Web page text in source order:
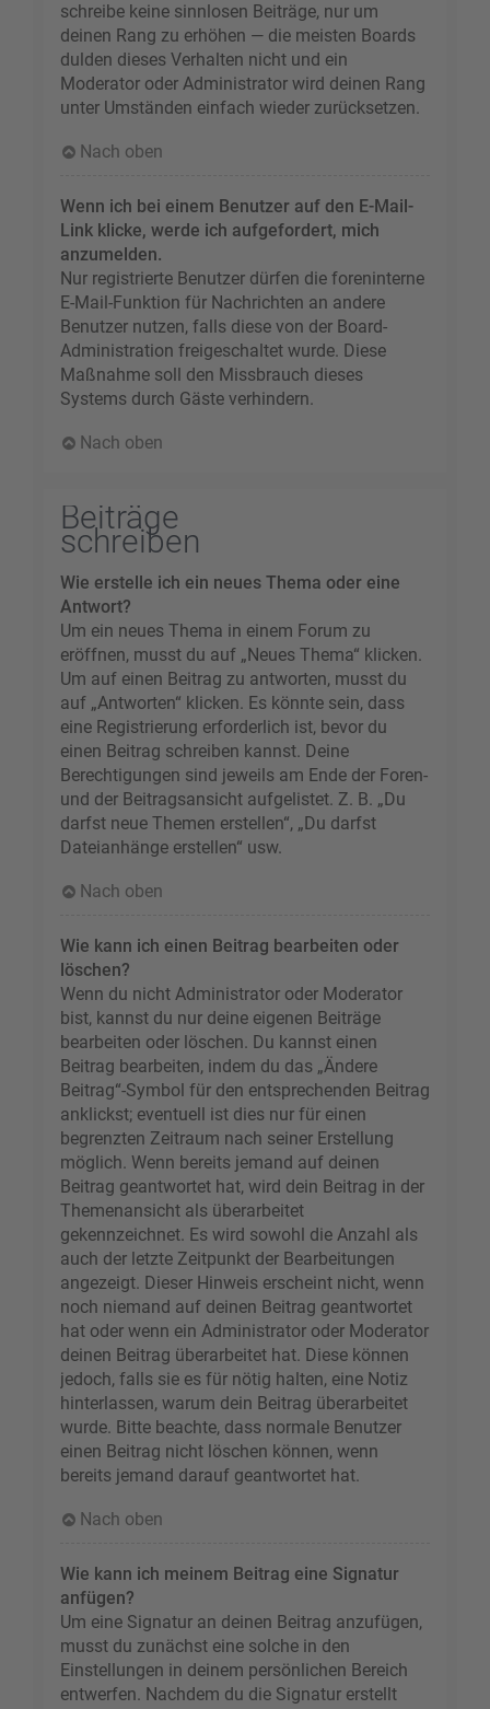
schreibe keine sinnlosen Beiträge, nur um
deinen Rang zu erhöhen — die meisten Boards
dulden dieses Verhalten nicht und ein
Moderator oder Administrator wird deinen Rang
unter Umständen einfach wieder zurücksetzen.
Nach oben
Wenn ich bei einem Benutzer auf den E-Mail-
Link klicke, werde ich aufgefordert, mich
anzumelden.
Nur registrierte Benutzer dürfen die foreninterne
E-Mail-Funktion für Nachrichten an andere
Benutzer nutzen, falls diese von der Board-
Administration freigeschaltet wurde. Diese
Maßnahme soll den Missbrauch dieses
Systems durch Gäste verhindern.
Nach oben
Beiträge
schreiben
Wie erstelle ich ein neues Thema oder eine
Antwort?
Um ein neues Thema in einem Forum zu
eröffnen, musst du auf „Neues Thema“ klicken.
Um auf einen Beitrag zu antworten, musst du
auf „Antworten“ klicken. Es könnte sein, dass
eine Registrierung erforderlich ist, bevor du
einen Beitrag schreiben kannst. Deine
Berechtigungen sind jeweils am Ende der Foren-
und der Beitragsansicht aufgelistet. Z. B. „Du
darfst neue Themen erstellen“, „Du darfst
Dateianhänge erstellen“ usw.
Nach oben
Wie kann ich einen Beitrag bearbeiten oder
löschen?
Wenn du nicht Administrator oder Moderator
bist, kannst du nur deine eigenen Beiträge
bearbeiten oder löschen. Du kannst einen
Beitrag bearbeiten, indem du das „Ändere
Beitrag“-Symbol für den entsprechenden Beitrag
anklickst; eventuell ist dies nur für einen
begrenzten Zeitraum nach seiner Erstellung
möglich. Wenn bereits jemand auf deinen
Beitrag geantwortet hat, wird dein Beitrag in der
Themenansicht als überarbeitet
gekennzeichnet. Es wird sowohl die Anzahl als
auch der letzte Zeitpunkt der Bearbeitungen
angezeigt. Dieser Hinweis erscheint nicht, wenn
noch niemand auf deinen Beitrag geantwortet
hat oder wenn ein Administrator oder Moderator
deinen Beitrag überarbeitet hat. Diese können
jedoch, falls sie es für nötig halten, eine Notiz
hinterlassen, warum dein Beitrag überarbeitet
wurde. Bitte beachte, dass normale Benutzer
einen Beitrag nicht löschen können, wenn
bereits jemand darauf geantwortet hat.
Nach oben
Wie kann ich meinem Beitrag eine Signatur
anfügen?
Um eine Signatur an deinen Beitrag anzufügen,
musst du zunächst eine solche in den
Einstellungen in deinem persönlichen Bereich
entwerfen. Nachdem du die Signatur erstellt